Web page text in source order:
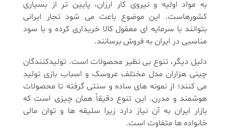
به مواد اولیه و نیروی کار ارزان، پایین تر از بسیاری
کشورهاست. این موضوع باعث می شود تجار ایرانی
بتوانند با سرمایه ای معقول کالا خریداری کرده و با سود
مناسبی در ایران به فروش برسانند.
دلیل دیگر، تنوع بی نظیر محصولات است. تولیدکنندگان
چینی هزاران مدل مختلف عروسک و اسباب بازی تولید
می کنند؛ از نمونه های ساده و سنتی گرفته تا محصولات
هوشمند و مدرن. این تنوع دقیقاً همان چیزی است که
بازار ایران به آن نیاز دارد زیرا سلیقه ها و توان مالی
خانواده ها متفاوت است.